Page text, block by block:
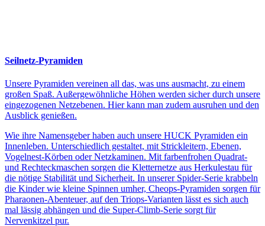
Seilnetz-Pyramiden
Unsere Pyramiden vereinen all das, was uns ausmacht, zu einem
großen Spaß. Außergewöhnliche Höhen werden sicher durch unsere
eingezogenen Netzebenen. Hier kann man zudem ausruhen und den
Ausblick genießen.
Wie ihre Namensgeber haben auch unsere HUCK Pyramiden ein
Innenleben. Unterschiedlich gestaltet, mit Strickleitern, Ebenen,
Vogelnest-Körben oder Netzkaminen. Mit farbenfrohen Quadrat-
und Rechteckmaschen sorgen die Kletternetze aus Herkulestau für
die nötige Stabilität und Sicherheit. In unserer Spider-Serie krabbeln
die Kinder wie kleine Spinnen umher, Cheops-Pyramiden sorgen für
Pharaonen-Abenteuer, auf den Triops-Varianten lässt es sich auch
mal lässig abhängen und die Super-Climb-Serie sorgt für
Nervenkitzel pur.